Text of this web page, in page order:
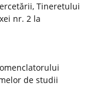
Tineretului
nr. 2 la
de studii